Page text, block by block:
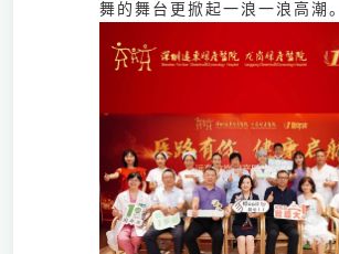
舞的舞台更掀起一浪一浪高潮。